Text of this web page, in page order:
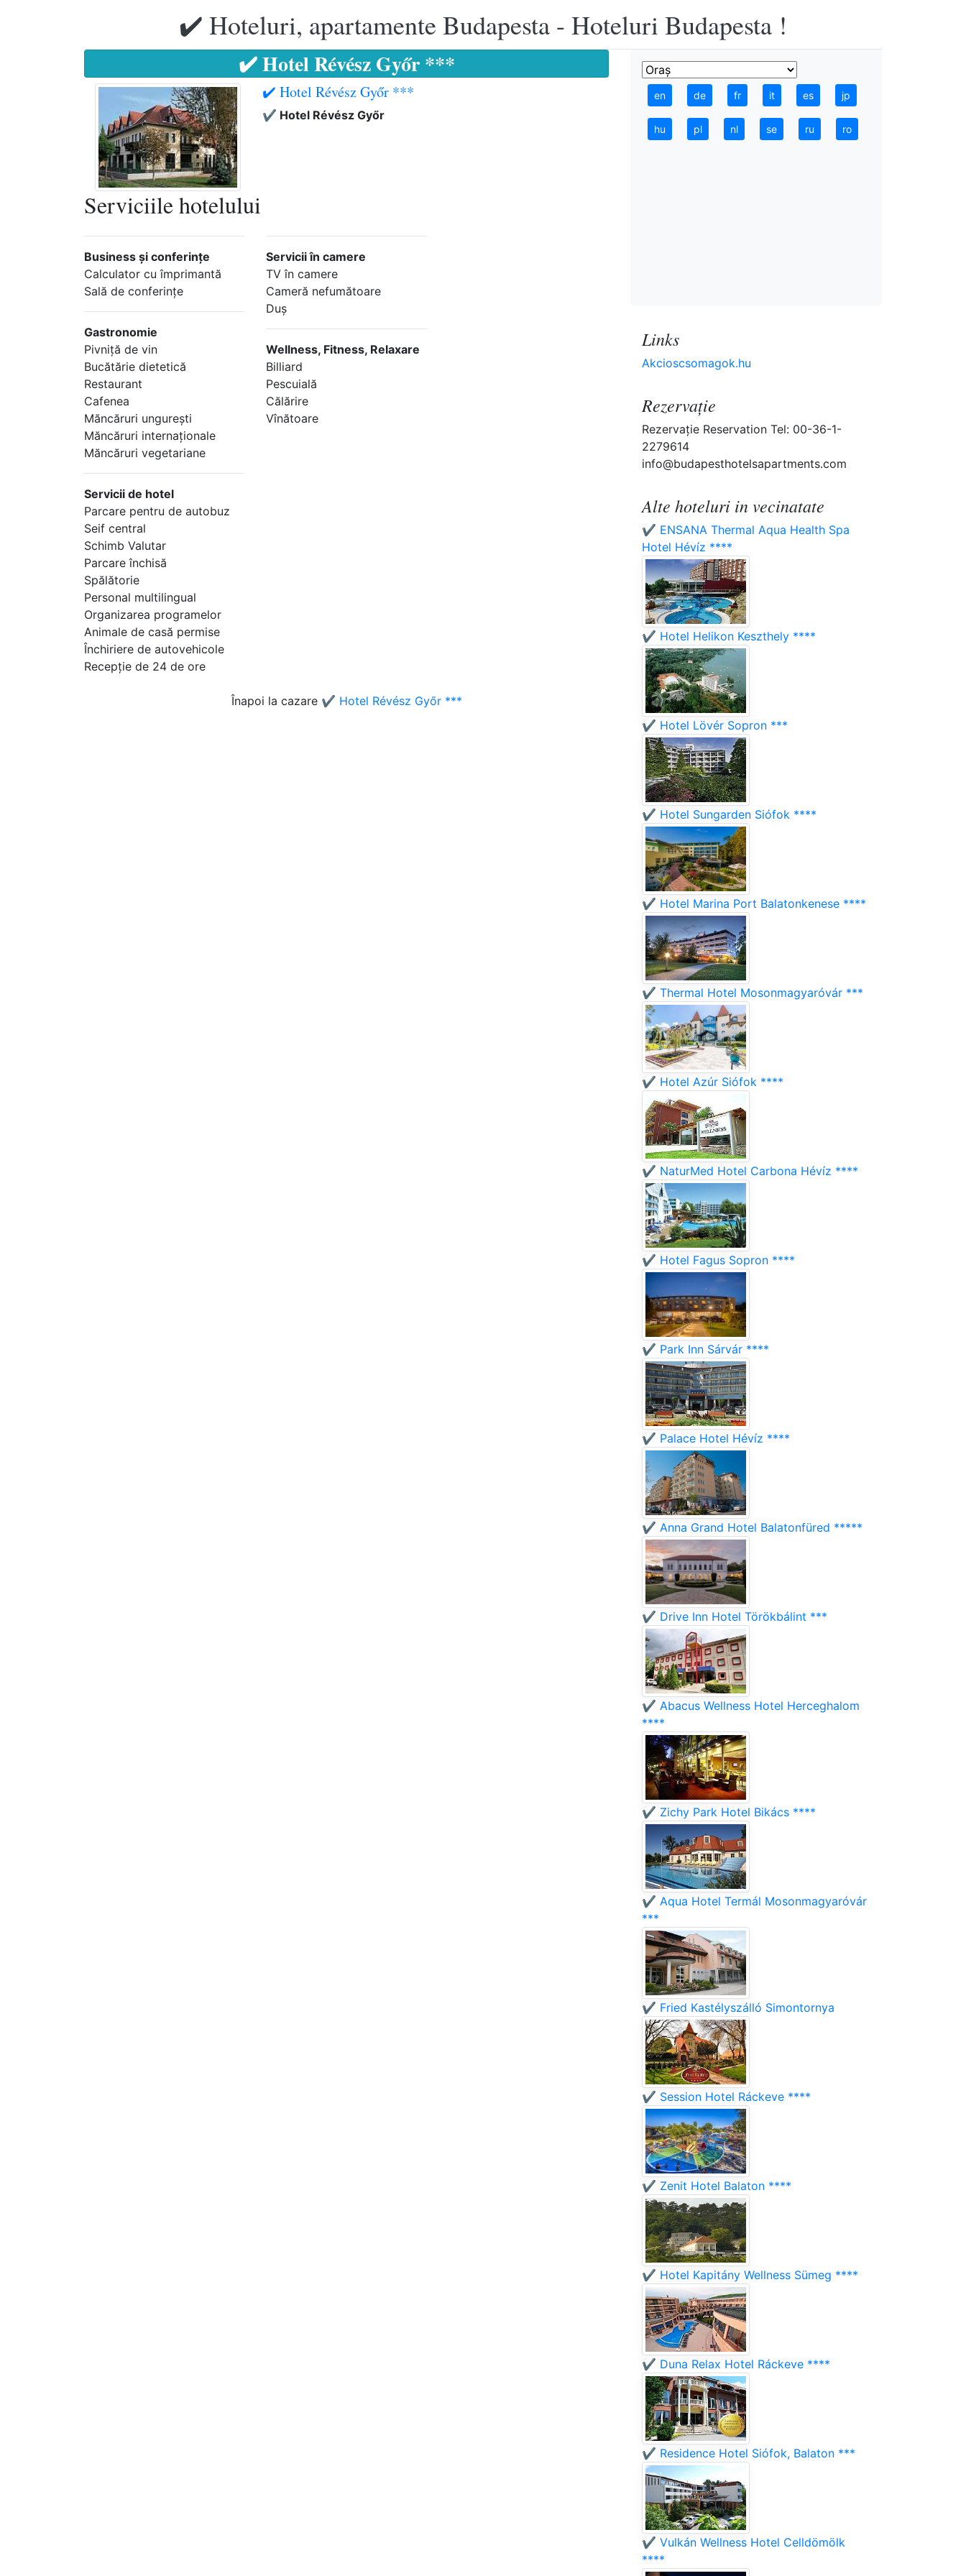
✔️ Hoteluri, apartamente Budapesta - Hoteluri Budapesta !
✔️ Hotel Révész Győr ***
✔️ Hotel Révész Győr ***
✔️ Hotel Révész Győr
Serviciile hotelului
Business şi conferinţe
Calculator cu împrimantă
Sală de conferinţe
Gastronomie
Pivniţă de vin
Bucătărie dietetică
Restaurant
Cafenea
Măncăruri ungureşti
Măncăruri internaţionale
Măncăruri vegetariane
Servicii de hotel
Parcare pentru de autobuz
Seif central
Schimb Valutar
Parcare închisă
Spălătorie
Personal multilingual
Organizarea programelor
Animale de casă permise
Închiriere de autovehicole
Recepţie de 24 de ore
Servicii în camere
TV în camere
Cameră nefumătoare
Duş
Wellness, Fitness, Relaxare
Billiard
Pescuială
Călărire
Vînătoare
Înapoi la cazare ✔️ Hotel Révész Győr ***
en de fr it es jp
hu pl nl se ru ro
Links
Akcioscsomagok.hu
Rezervaţie
Rezervaţie Reservation Tel: 00-36-1-
2279614
info@budapesthotelsapartments.com
Alte hoteluri in vecinatate
✔️ ENSANA Thermal Aqua Health Spa
Hotel Hévíz ****
✔️ Hotel Helikon Keszthely ****
✔️ Hotel Lövér Sopron ***
✔️ Hotel Sungarden Siófok ****
✔️ Hotel Marina Port Balatonkenese ****
✔️ Thermal Hotel Mosonmagyaróvár ***
✔️ Hotel Azúr Siófok ****
✔️ NaturMed Hotel Carbona Hévíz ****
✔️ Hotel Fagus Sopron ****
✔️ Park Inn Sárvár ****
✔️ Palace Hotel Hévíz ****
✔️ Anna Grand Hotel Balatonfüred *****
✔️ Drive Inn Hotel Törökbálint ***
✔️ Abacus Wellness Hotel Herceghalom
****
✔️ Zichy Park Hotel Bikács ****
✔️ Aqua Hotel Termál Mosonmagyaróvár
***
✔️ Fried Kastélyszálló Simontornya
✔️ Session Hotel Ráckeve ****
✔️ Zenit Hotel Balaton ****
✔️ Hotel Kapitány Wellness Sümeg ****
✔️ Duna Relax Hotel Ráckeve ****
✔️ Residence Hotel Siófok, Balaton ***
✔️ Vulkán Wellness Hotel Celldömölk
****